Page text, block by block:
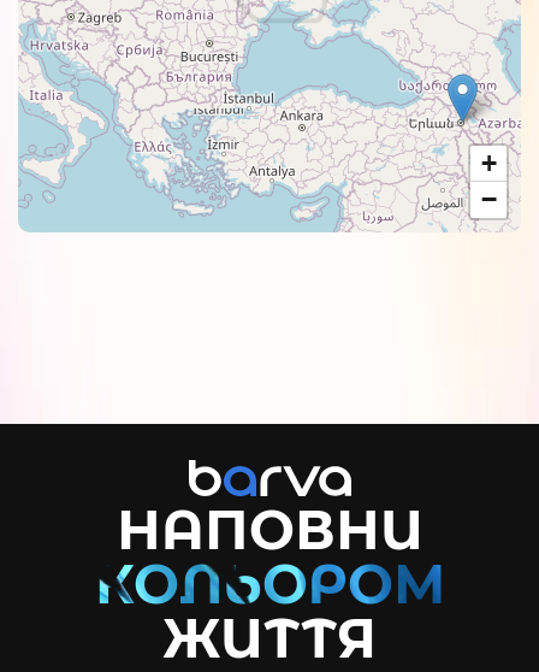
+
−
НАПОВНИ
ЖИТТЯ